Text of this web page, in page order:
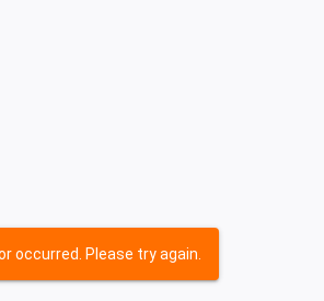
occurred. Please try again.